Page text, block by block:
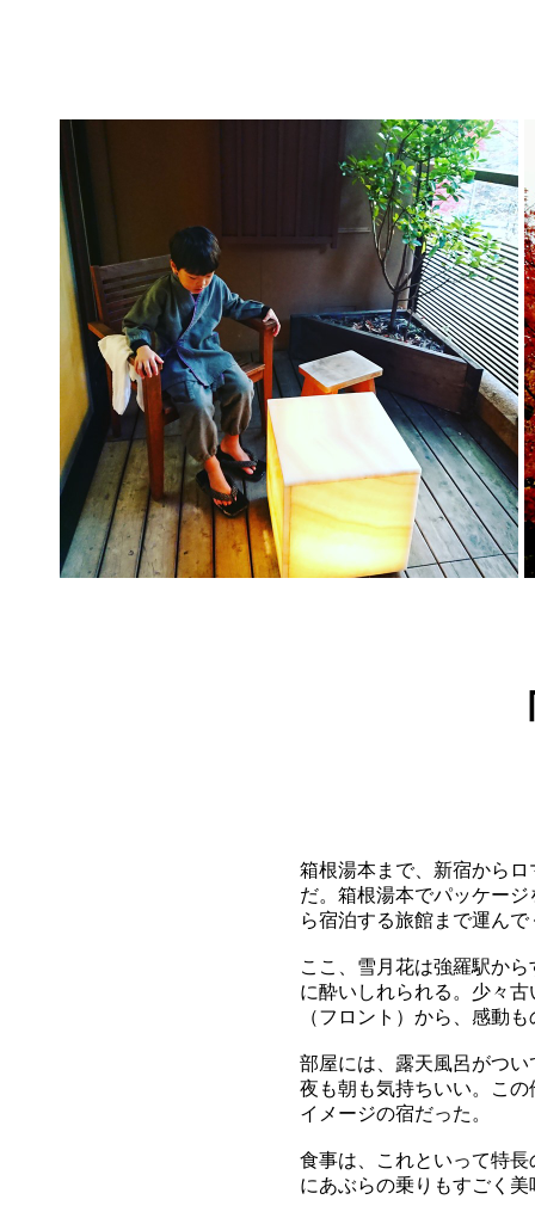
箱根湯本まで、新宿から
だ。箱根湯本でパッケー
ら宿泊する旅館まで運ん
ここ、雪月花は強羅駅か
に酔いしれられる。少々
（フロント）から、感動
部屋には、露天風呂がつ
夜も朝も気持ちいい。こ
イメージの宿だった。
食事は、これといって特
にあぶらの乗りもすごく